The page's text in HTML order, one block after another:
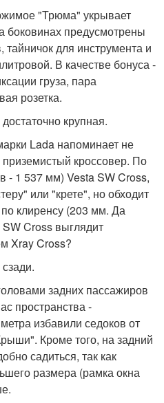
"Трюма" укрывает
боковинах предусмотрены
тайничок для инструмента и
В качестве бонуса -
груза, пара
розетка.
крупная.
Lada напоминает не
кроссовер. По
- 1 537 мм) Vesta SW Cross,
или "крете", но обходит
клиренсу (203 мм. Да
Cross выглядит
Xray Cross?
задних пассажиров
пространства -
избавили седоков от
Кроме того, на задний
садиться, так как
размера (рамка окна